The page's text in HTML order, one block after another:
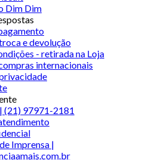
Dim Dim
e devolução
- retirada na Loja
internacionais
(21) 97971-2181
Imprensa |